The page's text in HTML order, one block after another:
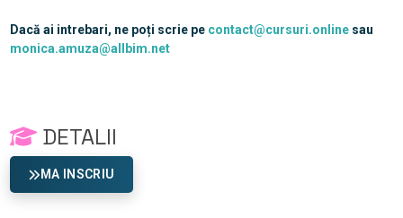
Dacă ai intrebari, ne poți scrie pe contact@cursuri.onlinesau
monica.amuza@allbim.net
DETALII
MA INSCRIU